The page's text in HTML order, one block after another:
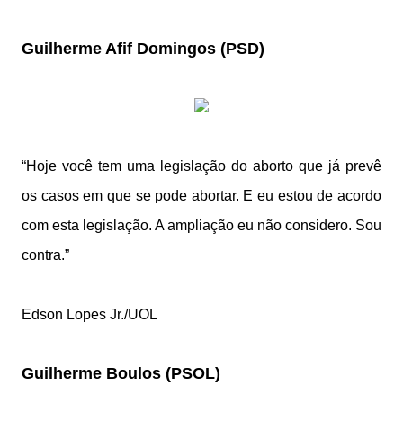
Guilherme Afif Domingos (PSD)
“Hoje você tem uma legislação do aborto que já prevê
os casos em que se pode abortar. E eu estou de acordo
com esta legislação. A ampliação eu não considero. Sou
contra.”
Edson Lopes Jr./UOL
Guilherme Boulos (PSOL)